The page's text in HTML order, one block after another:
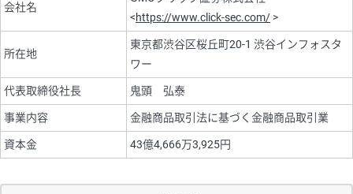
会社名
<https://www.click-sec.com/ >
所在地
東京都渋谷区桜丘町20-1 渋谷インフォスタ
ワー
代表取締役社長 鬼頭 弘泰
事業内容 金融商品取引法に基づく金融商品取引業
資本金 43億4,666万3,925円